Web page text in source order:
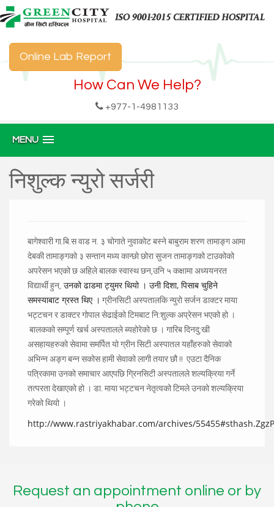
Online Lab Report
How Can We Help?
+977-1-4981133
MENU
निशुल्क न्युरो सर्जरी
बागेश्वारी गा.बि.स वाड न. ३ चोगाते नुवाकोट बस्ने बाबुराम शरण तामाङ्ग आमा
देबकी तामाङ्गको ३ सन्तान मध्य कान्छो छोरा सुजन तामाङ्गको टाउकोको
अपरेसन भएको छ अहिले बालक स्वास्थ छन,उनि ५ कक्षामा अध्ययनरत
विद्यार्थी हुन, उनको ढाडमा ट्युमर थियो । उनी दिशा, पिसाब चुहिने
समस्याबाट ग्रस्त थिए । ग्रीनसिटी अस्पतालकि न्युरो सर्जन डाक्टर माया
भट्टचन र डाक्टर गोपाल सेढाईको टिमबाट नि:शुल्क अप्रेसन भएको हो ।
बालकको सम्पूर्ण खर्च अस्पतालले ब्यहोरेको छ । गारिब दिनदु:खी
असहायहरुको सेवामा समर्पित यो ग्रीन सिटी अस्पातल यहाँहरुको सेवाको
अभिन्न अङ्ग बन्न सकोस हामी सेवाको लागी तयार छौ !! एउटा दैनिक
पत्रिकामा उनको समाचार आएपछि ग्रिनसिटी अस्पतालले शल्यक्रिया गर्ने
तत्परता देखाएको हो । डा. माया भट्टचन नेतृत्वको टिमले उनको शल्यक्रिया
गरेको थियो ।
http://www.rastriyakhabar.com/archives/
Request an appointment online or by